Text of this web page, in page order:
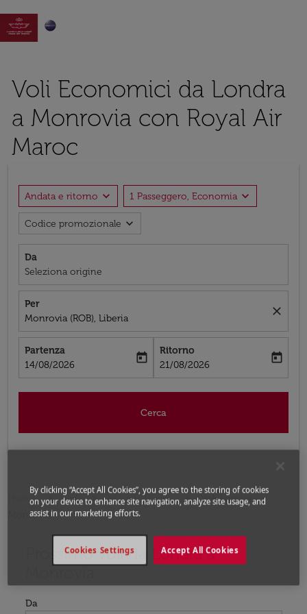

Voli Economici da Londra
a Monrovia con Royal Air
Maroc
Andata e ritorno expand_more 1 Passeggero, Economia expand_more
Codice promozionale expand_more
Da
Seleziona origine
Per
Monrovia (ROB), Liberia
close
Partenza
fc-booking-departure-date-aria-label
14/08/2026
today
Ritorno
fc-booking-return-date-aria-label
21/08/2026
today
Cerca
Home Voli Voli per Liberia
Voli Londra -
Monrovia
Prossimo voli da Londra a
Da
By clicking “Accept All Cookies”, you agree to the storing of cookies
on your device to enhance site navigation, analyze site usage, and
assist in our marketing efforts.
Accept All Cookies
Cookies Settings